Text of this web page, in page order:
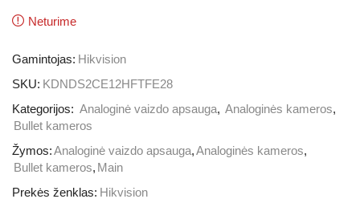
Neturime
Gamintojas: Hikvision
SKU: KDNDS2CE12HFTFE28
Kategorijos: Analoginė vaizdo apsauga, Analoginės kameros,
Bullet kameros
Žymos:Analoginė vaizdo apsauga,Analoginės kameros,
Bullet kameros, Main
Prekės ženklas: Hikvision